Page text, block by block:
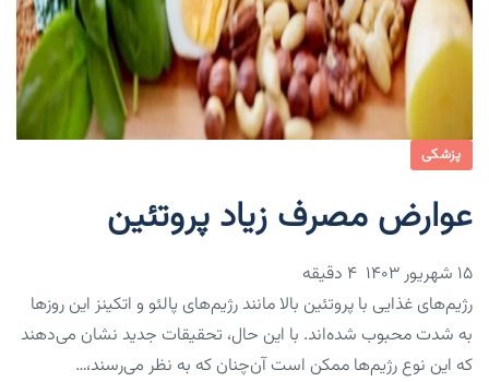
پزشکی
عوارض مصرف زیاد پروتئین
۱۵ شهریور ۱۴۰۳
رژیم‌های غذایی با پروتئین بالا مانند رژیم‌های پالئو و اتکینز این روزها
به شدت محبوب شده‌اند. با این حال، تحقیقات جدید نشان می‌دهند
که این نوع رژیم‌ها ممکن است آن‌چنان که به نظر می‌رسند،…